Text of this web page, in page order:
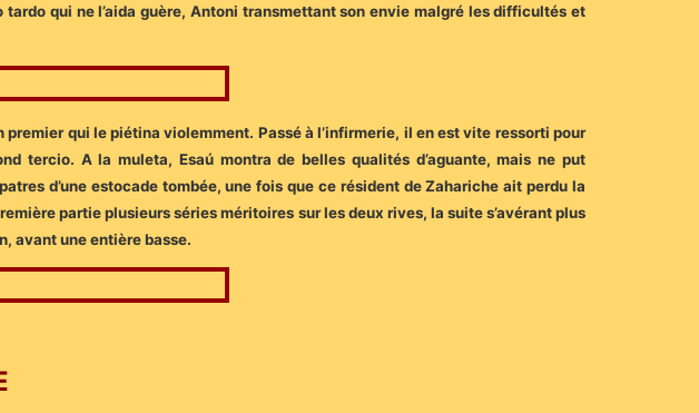
qui ne l’aida guère, Antoni transmettant son envie malgré les difficultés et
qui le piétina violemment. Passé à l’infirmerie, il en est vite ressorti pour
tercio. A la muleta, Esaú montra de belles qualités d’aguante, mais ne put
d’une estocade tombée, une fois que ce résident de Zahariche ait perdu la
partie plusieurs séries méritoires sur les deux rives, la suite s’avérant plus
avant une entière basse.